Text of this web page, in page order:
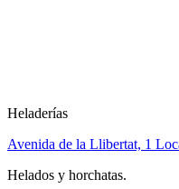
Heladerías
Avenida de la Llibertat, 1
Helados y horchatas.